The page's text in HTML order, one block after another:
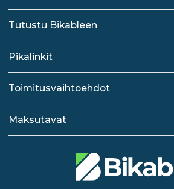
Tutustu Bikableen
Pikalinkit
Toimitusvaihtoehdot
Maksutavat